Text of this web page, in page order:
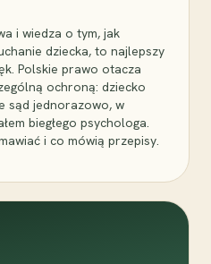
i wiedza o tym, jak
dziecka, to najlepszy
Polskie prawo otacza
ochroną: dziecko
sąd jednorazowo, w
biegłego psychologa.
i co mówią przepisy.